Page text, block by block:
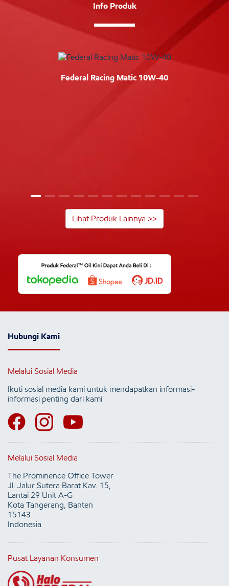
Info Produk
Federal Racing Matic 10W-40
Lihat Produk Lainnya >>
Hubungi Kami
Melalui Sosial Media
Ikuti sosial media kami untuk mendapatkan informasi-
informasi penting dari kami
Melalui Sosial Media
The Prominence Office Tower
Jl. Jalur Sutera Barat Kav. 15,
Lantai 29 Unit A-G
Kota Tangerang, Banten
15143
Indonesia
Pusat Layanan Konsumen